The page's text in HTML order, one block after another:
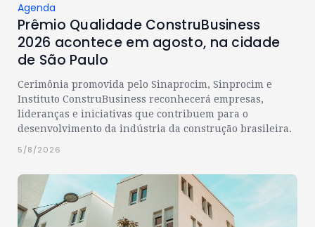
Agenda
Prêmio Qualidade ConstruBusiness
2026 acontece em agosto, na cidade
de São Paulo
Cerimônia promovida pelo Sinaprocim, Sinprocim e
Instituto ConstruBusiness reconhecerá empresas,
lideranças e iniciativas que contribuem para o
desenvolvimento da indústria da construção brasileira.
5/8/2026